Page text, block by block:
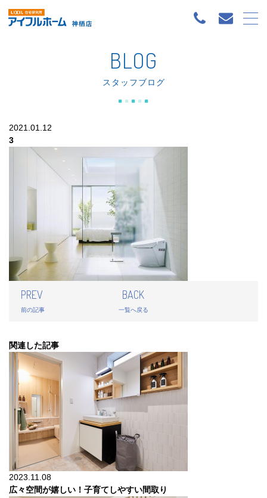
BLOG
スタッフブログ
2021.01.12
3
PREV
前の記事
BACK
一覧へ戻る
関連した記事
2023.11.08
広々空間が嬉しい！子育てしやすい間取り